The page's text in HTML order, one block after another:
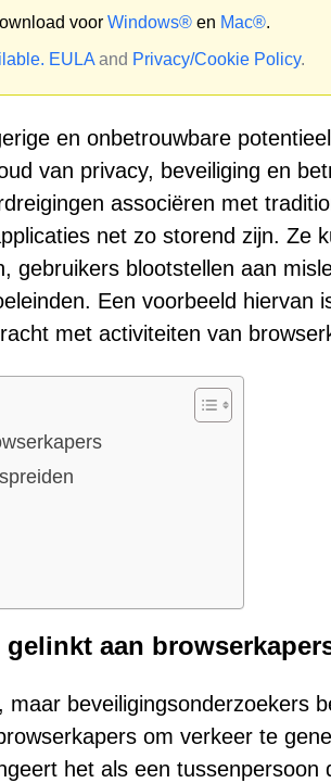
voor Windows® en Mac®.
EULA and Privacy/Cookie Policy.
en onbetrouwbare
van privacy, beveiliging en
associëren met
net zo storend zijn. Ze
gebruikers blootstellen aan
Een voorbeeld hiervan
met activiteiten van
aan
beveiligingsonderzoekers
om verkeer te
het als een tussenpersoon